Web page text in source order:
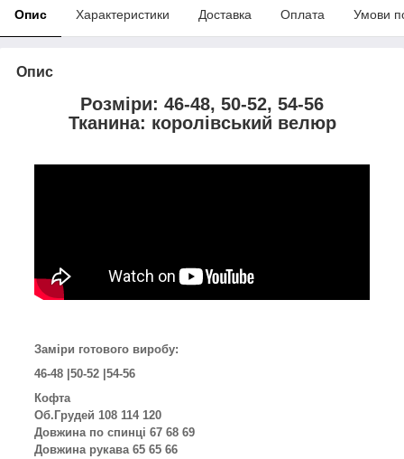
Опис Характеристики Доставка Оплата Умови
Опис
Розміри: 46-48, 50-52, 54-56
Тканина: королівський велюр
Заміри готового виробу:
46-48 |50-52 |54-56
Кофта
Об.Грудей 108 114 120
Довжина по спинці 67 68 69
Довжина рукава 65 65 66